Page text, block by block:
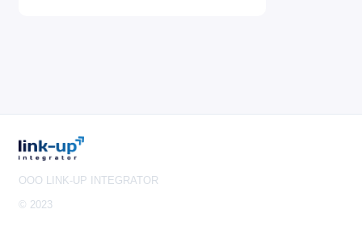
OOO LINK-UP INTEGRATOR
© 2023